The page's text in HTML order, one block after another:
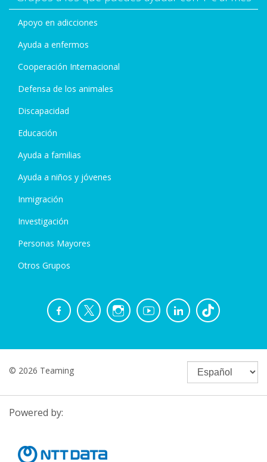
Apoyo en adicciones
Ayuda a enfermos
Cooperación Internacional
Defensa de los animales
Discapacidad
Educación
Ayuda a familias
Ayuda a niños y jóvenes
Inmigración
Investigación
Personas Mayores
Otros Grupos
© 2026 Teaming
Powered by: